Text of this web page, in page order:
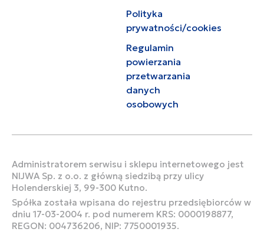
Polityka
prywatności/cookies
Regulamin
powierzania
przetwarzania
danych
osobowych
Administratorem serwisu i sklepu internetowego jest
NIJWA Sp. z o.o. z główną siedzibą przy ulicy
Holenderskiej 3, 99-300 Kutno.
Spółka została wpisana do rejestru przedsiębiorców w
dniu 17-03-2004 r. pod numerem KRS: 0000198877,
REGON: 004736206, NIP: 7750001935.